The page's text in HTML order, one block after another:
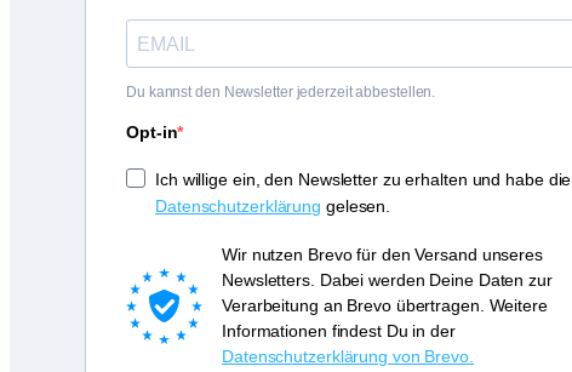
Du kannst den Newsletter jederzeit abbestellen.
Opt-in
Ich willige ein, den Newsletter zu erhalten und habe die
Datenschutzerklärung gelesen.
Wir nutzen Brevo für den Versand unseres
Newsletters. Dabei werden Deine Daten zur
Verarbeitung an Brevo übertragen. Weitere
Informationen findest Du in der
Datenschutzerklärung von Brevo.